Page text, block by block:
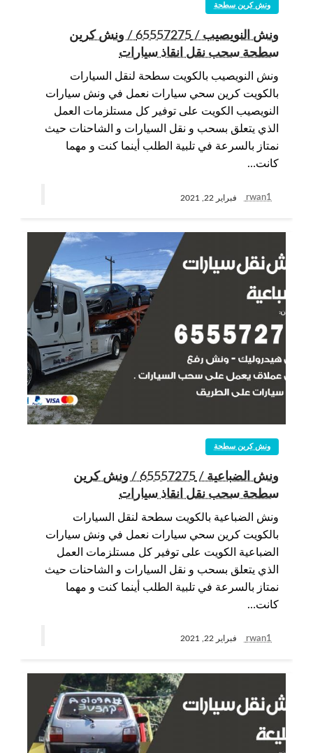
ونش كرين سطحة
ونش النويصيب / 65557275 / ونش كرين
سطحة سحب نقل انقاذ سيارات
ونش النويصيب بالكويت سطحة لنقل السيارات
بالكويت كرين سحي سيارات نعمل في ونش سيارات
النويصيب الكويت على توفير كل مستلزمات العمل
الذي يتعلق بسحب و نقل السيارات و الشاحنات حيث
نمتاز بالسرعة في تلبية الطلب أينما كنت و مهما
كانت…
rwan1 فبراير 22, 2021
ونش كرين سطحة
ونش الضباعية / 65557275 / ونش كرين
سطحة سحب نقل انقاذ سيارات
ونش الضباعية بالكويت سطحة لنقل السيارات
بالكويت كرين سحي سيارات نعمل في ونش سيارات
الضباعية الكويت على توفير كل مستلزمات العمل
الذي يتعلق بسحب و نقل السيارات و الشاحنات حيث
نمتاز بالسرعة في تلبية الطلب أينما كنت و مهما
كانت…
rwan1 فبراير 22, 2021